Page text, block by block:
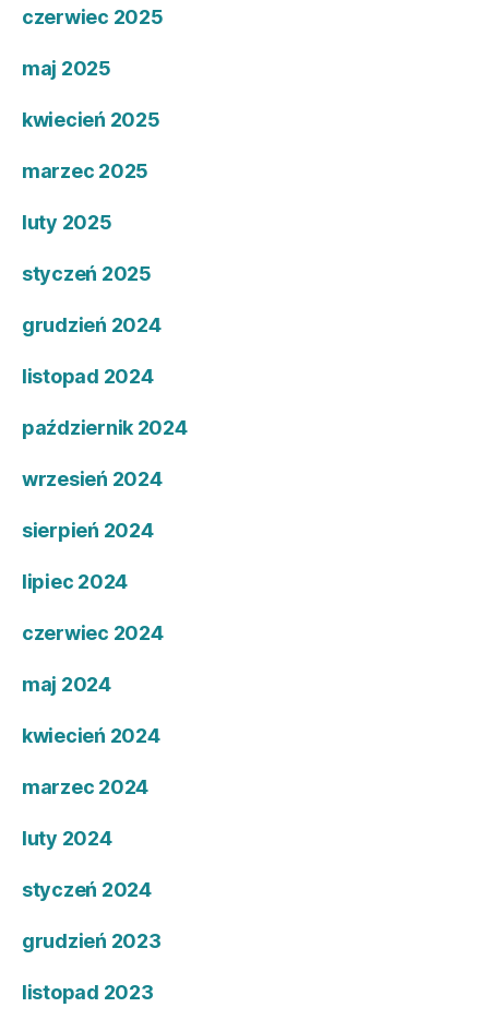
czerwiec 2025
maj 2025
kwiecień 2025
marzec 2025
luty 2025
styczeń 2025
grudzień 2024
listopad 2024
październik 2024
wrzesień 2024
sierpień 2024
lipiec 2024
czerwiec 2024
maj 2024
kwiecień 2024
marzec 2024
luty 2024
styczeń 2024
grudzień 2023
listopad 2023